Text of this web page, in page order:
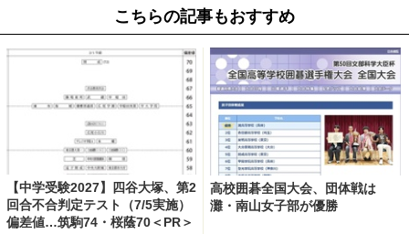
こちらの記事もおすすめ
【中学受験2027】四谷大塚、第2
回合不合判定テスト（7/5実施）
偏差値…筑駒74・桜蔭70＜PR＞
高校囲碁全国大会、団体戦は
灘・南山女子部が優勝